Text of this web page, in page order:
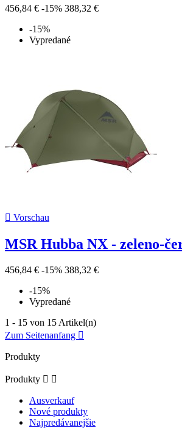
456,84 € -15% 388,32 €
-15%
Vypredané
 Vorschau
MSR Hubba NX - zeleno-
456,84 € -15% 388,32 €
-15%
Vypredané
1 - 15 von 15 Artikel(n)
Zum Seitenanfang 
Produkty
Produkty  
Ausverkauf
Nové produkty
Najpredávanejšie